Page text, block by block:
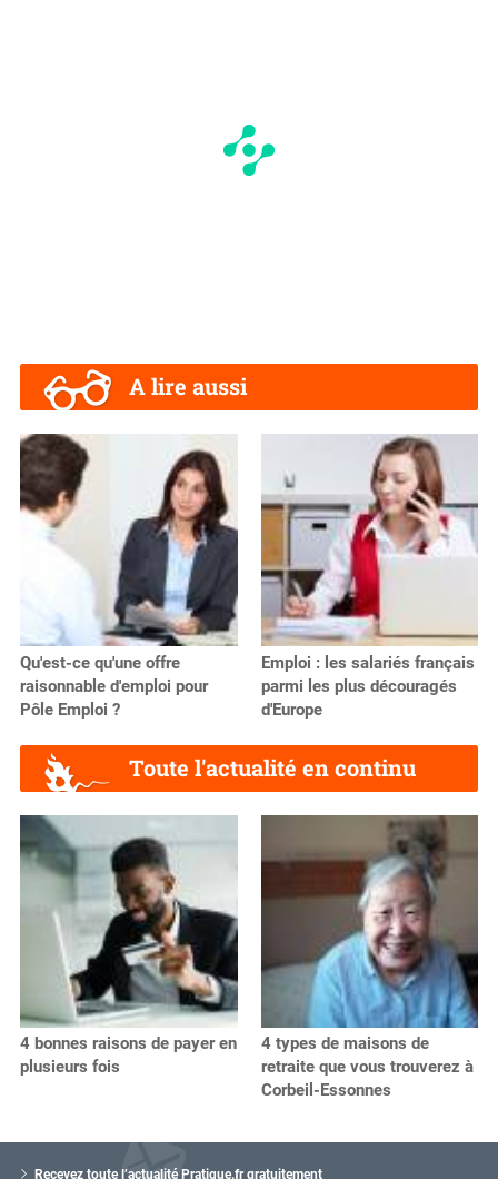
A lire aussi
Qu'est-ce qu'une offre
raisonnable d'emploi pour
Pôle Emploi ?
Emploi : les salariés français
parmi les plus découragés
d'Europe
Toute l'actualité en continu
4 bonnes raisons de payer en
plusieurs fois
4 types de maisons de
retraite que vous trouverez à
Corbeil-Essonnes
Recevez toute l’actualité Pratique.fr gratuitement
o